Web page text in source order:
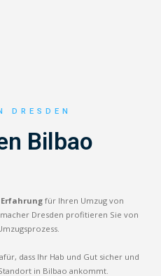
DRESDEN
Bilbao
für Ihren Umzug von
Dresden profitieren Sie von
dass Ihr Hab und Gut sicher und
in Bilbao ankommt.